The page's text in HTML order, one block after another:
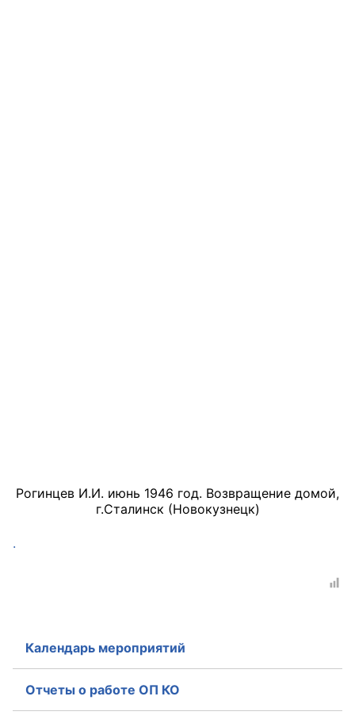
Рогинцев И.И. июнь 1946 год. Возвращение домой,
г.Сталинск (Новокузнецк)
.
Календарь мероприятий
Отчеты о работе ОП КО